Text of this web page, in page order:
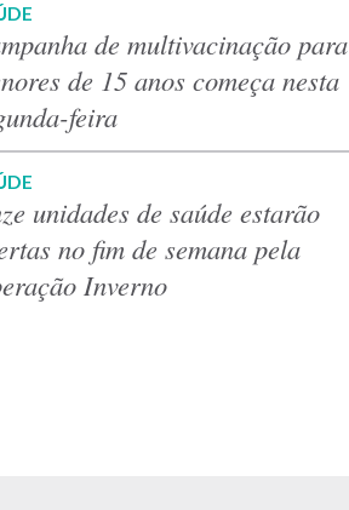
de multivacinação para
de 15 anos começa nesta
feira
unidades de saúde estarão
no fim de semana pela
Inverno